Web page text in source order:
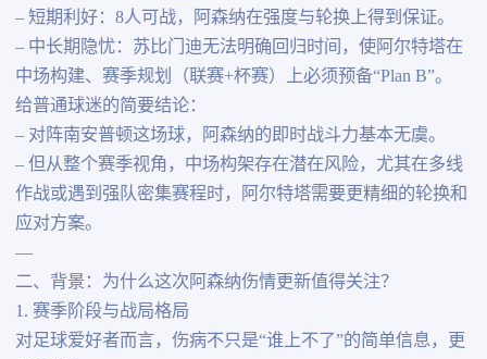
– 短期利好：8人可战，阿森纳在强度与轮换上得到保证。
– 中长期隐忧：苏比门迪无法明确回归时间，使阿尔特塔在
中场构建、赛季规划（联赛+杯赛）上必须预备“Plan B”。
给普通球迷的简要结论：
– 对阵南安普顿这场球，阿森纳的即时战斗力基本无虞。
– 但从整个赛季视角，中场构架存在潜在风险，尤其在多线
作战或遇到强队密集赛程时，阿尔特塔需要更精细的轮换和
应对方案。
—
二、背景：为什么这次阿森纳伤情更新值得关注？
1. 赛季阶段与战局格局
对足球爱好者而言，伤病不只是“谁上不了”的简单信息，更